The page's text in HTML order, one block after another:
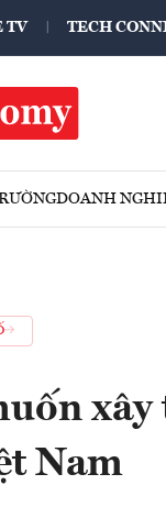
TV TECH
DOANH
Nam